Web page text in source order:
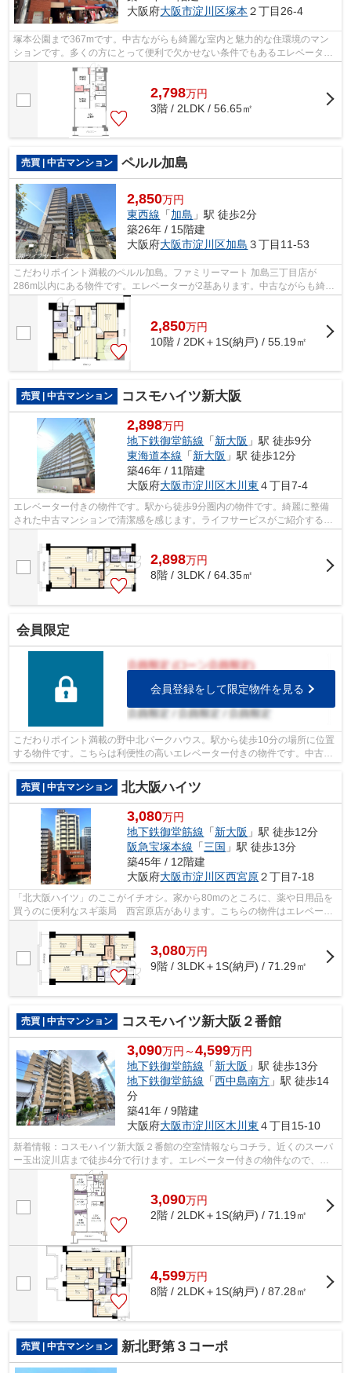
大阪府大阪市淀川区塚本 ２丁目26-4
塚本公園まで367mです。中古ながらも綺麗な室内と魅力的な住環境のマン
ションです。多くの方にとって便利で欠かせない条件でもあるエレベーター
付きの物件です。駅の近くに立地する、...
2,798万円
3階 / 2LDK / 56.65㎡
売買 | 中古マンション ペルル加島
2,850万円
東西線 「加島 」駅 徒歩2分
築26年 / 15階建
大阪府大阪市淀川区加島 ３丁目11-53
こだわりポイント満載のペルル加島。ファミリーマート 加島三丁目店が
286m以内にある物件です。エレベーターが2基あります。中古ながらも綺麗
な室内と魅力的な住環境のマンションです...
2,850万円
10階 / 2DK＋1S(納戸) / 55.19㎡
売買 | 中古マンション コスモハイツ新大阪
2,898万円
地下鉄御堂筋線 「新大阪 」駅 徒歩9分
東海道本線 「新大阪 」駅 徒歩12分
築46年 / 11階建
大阪府大阪市淀川区木川東 ４丁目7-4
エレベーター付きの物件です。駅から徒歩9分圏内の物件です。綺麗に整備
された中古マンションで清潔感を感じます。ライフサービスがご紹介する不
2,898万円
8階 / 3LDK / 64.35㎡
会員限定
会員登録をして限定物件を見る
こだわりポイント満載の野中北パークハウス。駅から徒歩10分の場所に位置
する物件です。こちらは利便性の高いエレベーター付きの物件です。中古で
売買 | 中古マンション
北大阪ハイツ
3,080万円
地下鉄御堂筋線 「新大阪 」駅 徒歩12分
阪急宝塚本線 「三国 」駅 徒歩13分
築45年 / 12階建
大阪府大阪市淀川区西宮原２丁目7-18
「北大阪ハイツ」のここがイチオシ。家から80mのところに、薬や日用品を
買うのに便利なスギ薬局 西宮原店があります。こちらの物件はエレベータ
3,080万円
9階 / 3LDK＋1S(納戸) / 71.29㎡
売買 | 中古マンション コスモハイツ新大阪２番館
3,090万円～4,599万円
地下鉄御堂筋線 「新大阪 」駅 徒歩13分
地下鉄御堂筋線 「西中島南方 」駅 徒歩14
分
築41年 / 9階建
大阪府大阪市淀川区木川東 ４丁目15-10
新着情報：コスモハイツ新大阪２番館の空室情報ならコチラ。近くのスーパ
ー玉出淀川店まで徒歩4分で行けます。エレベーター付きの物件なので、重
い荷物を運ぶ時に便利です。駅まで歩い...
3,090万円
2階 / 2LDK＋1S(納戸) / 71.19㎡
4,599万円
8階 / 2LDK＋1S(納戸) / 87.28㎡
売買 | 中古マンション 新北野第３コーポ